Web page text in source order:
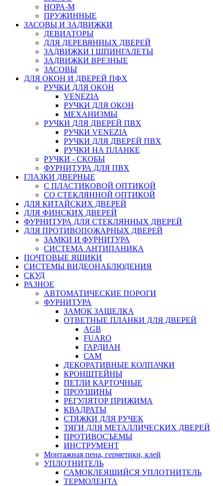
НОРА-М
ПРУЖИННЫЕ
ЗАСОВЫ И ЗАДВИЖКИ
ДЕВИАТОРЫ
ДЛЯ ДЕРЕВЯННЫХ ДВЕРЕЙ
ЗАДВИЖКИ I ШПИНГАЛЕТЫ
ЗАДВИЖКИ ВРЕЗНЫЕ
ЗАСОВЫ
ДЛЯ ОКОН И ДВЕРЕЙ ПФХ
РУЧКИ ДЛЯ ОКОН
VENEZIA
РУЧКИ ДЛЯ ОКОН
МЕХАНИЗМЫ
РУЧКИ ДЛЯ ДВЕРЕЙ ПВХ
РУЧКИ VENEZIA
РУЧКИ ДЛЯ ДВЕРЕЙ ПВХ
РУЧКИ НА ПЛАНКЕ
РУЧКИ - СКОБЫ
ФУРНИТУРА ДЛЯ ПВХ
ГЛАЗКИ ДВЕРНЫЕ
С ПЛАСТИКОВОЙ ОПТИКОЙ
СО СТЕКЛЯННОЙ ОПТИКОЙ
ДЛЯ КИТАЙСКИХ ДВЕРЕЙ
ДЛЯ ФИНСКИХ ДВЕРЕЙ
ФУРНИТУРА ДЛЯ СТЕКЛЯННЫХ ДВЕРЕЙ
ДЛЯ ПРОТИВОПОЖАРНЫХ ДВЕРЕЙ
ЗАМКИ И ФУРНИТУРА
СИСТЕМА АНТИПАНИКА
ПОЧТОВЫЕ ЯЩИКИ
СИСТЕМЫ ВИДЕОНАБЛЮДЕНИЯ
СКУД
РАЗНОЕ
АВТОМАТИЧЕСКИЕ ПОРОГИ
ФУРНИТУРА
ЗАМОК ЗАЩЕЛКА
ОТВЕТНЫЕ ПЛАНКИ ДЛЯ ДВЕРЕЙ
AGB
FUARO
ГАРДИАН
САМ
ДЕКОРАТИВНЫЕ КОЛПАЧКИ
КРОНШТЕЙНЫ
ПЕТЛИ КАРТОЧНЫЕ
ПРОУШИНЫ
РЕГУЛЯТОР ПРИЖИМА
КВАДРАТЫ
СТЯЖКИ ДЛЯ РУЧЕК
ТЯГИ ДЛЯ МЕТАЛЛИЧЕСКИХ ДВЕРЕЙ
ПРОТИВОСЪЕМЫ
ИНСТРУМЕНТ
Монтажная пена, герметики, клей
УПЛОТНИТЕЛЬ
САМОКЛЕЯЩИЙСЯ УПЛОТНИТЕЛЬ
ТЕРМОЛЕНТА